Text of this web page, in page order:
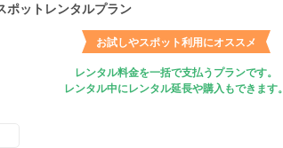
ポットレンタルプラン
お試しやスポット利用にオススメ
レンタル料金を一括で支払うプランです。
レンタル中にレンタル延長や購入もできます。